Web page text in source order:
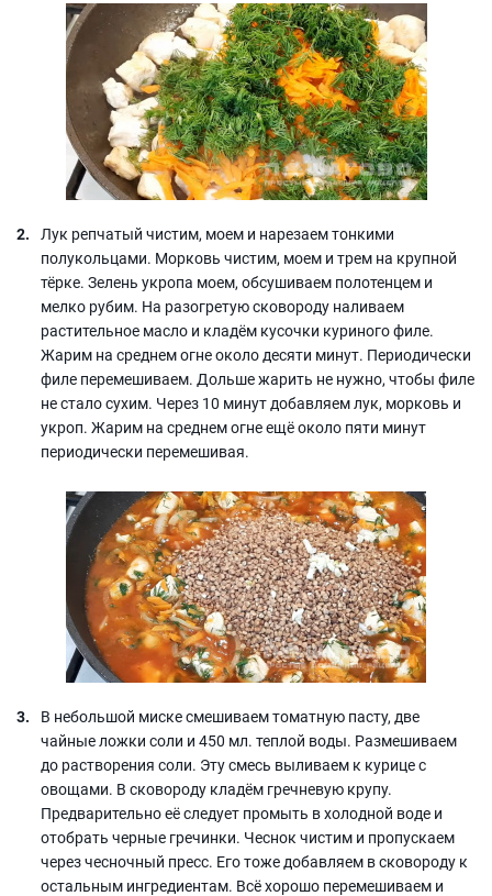
Лук репчатый чистим, моем и нарезаем тонкими
полукольцами. Морковь чистим, моем и трем на крупной
тёрке. Зелень укропа моем, обсушиваем полотенцем и
мелко рубим. На разогретую сковороду наливаем
растительное масло и кладём кусочки куриного филе.
Жарим на среднем огне около десяти минут. Периодически
филе перемешиваем. Дольше жарить не нужно, чтобы филе
не стало сухим. Через 10 минут добавляем лук, морковь и
укроп. Жарим на среднем огне ещё около пяти минут
периодически перемешивая.
В небольшой миске смешиваем томатную пасту, две
чайные ложки соли и 450 мл. теплой воды. Размешиваем
до растворения соли. Эту смесь выливаем к курице с
овощами. В сковороду кладём гречневую крупу.
Предварительно её следует промыть в холодной воде и
отобрать черные гречинки. Чеснок чистим и пропускаем
через чесночный пресс. Его тоже добавляем в сковороду к
остальным ингредиентам. Всё хорошо перемешиваем и